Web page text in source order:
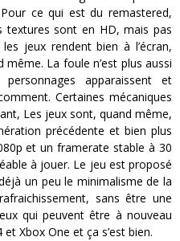
Pour ce qui est du remastered,
textures sont en HD, mais pas
jeux rendent bien à l’écran,
La foule n’est plus aussi
personnages apparaissent et
Certaines mécaniques
Les jeux sont, quand même,
précédente et bien plus
et un framerate stable à 30
à jouer. Le jeu est proposé
un peu le minimalisme de la
sans être une
qui peuvent être à nouveau
Xbox One et ça s’est bien.